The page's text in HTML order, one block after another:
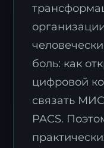
боль: как
цифровой
связать
PACS.